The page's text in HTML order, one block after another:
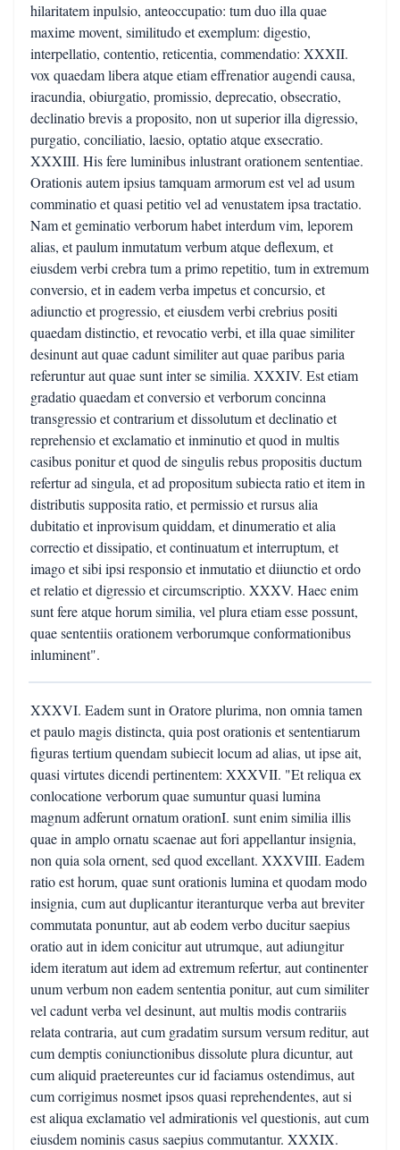
hilaritatem inpulsio, anteoccupatio: tum duo illa quae
maxime movent, similitudo et exemplum: digestio,
interpellatio, contentio, reticentia, commendatio: XXXII.
vox quaedam libera atque etiam effrenatior augendi causa,
iracundia, obiurgatio, promissio, deprecatio, obsecratio,
declinatio brevis a proposito, non ut superior illa digressio,
purgatio, conciliatio, laesio, optatio atque exsecratio.
XXXIII. His fere luminibus inlustrant orationem sententiae.
Orationis autem ipsius tamquam armorum est vel ad usum
comminatio et quasi petitio vel ad venustatem ipsa tractatio.
Nam et geminatio verborum habet interdum vim, leporem
alias, et paulum inmutatum verbum atque deflexum, et
eiusdem verbi crebra tum a primo repetitio, tum in extremum
conversio, et in eadem verba impetus et concursio, et
adiunctio et progressio, et eiusdem verbi crebrius positi
quaedam distinctio, et revocatio verbi, et illa quae similiter
desinunt aut quae cadunt similiter aut quae paribus paria
referuntur aut quae sunt inter se similia. XXXIV. Est etiam
gradatio quaedam et conversio et verborum concinna
transgressio et contrarium et dissolutum et declinatio et
reprehensio et exclamatio et inminutio et quod in multis
casibus ponitur et quod de singulis rebus propositis ductum
refertur ad singula, et ad propositum subiecta ratio et item in
distributis supposita ratio, et permissio et rursus alia
dubitatio et inprovisum quiddam, et dinumeratio et alia
correctio et dissipatio, et continuatum et interruptum, et
imago et sibi ipsi responsio et inmutatio et diiunctio et ordo
et relatio et digressio et circumscriptio. XXXV. Haec enim
sunt fere atque horum similia, vel plura etiam esse possunt,
quae sententiis orationem verborumque conformationibus
inluminent".
XXXVI. Eadem sunt in Oratore plurima, non omnia tamen
et paulo magis distincta, quia post orationis et sententiarum
figuras tertium quendam subiecit locum ad alias, ut ipse ait,
quasi virtutes dicendi pertinentem: XXXVII. "Et reliqua ex
conlocatione verborum quae sumuntur quasi lumina
magnum adferunt ornatum orationI. sunt enim similia illis
quae in amplo ornatu scaenae aut fori appellantur insignia,
non quia sola ornent, sed quod excellant. XXXVIII. Eadem
ratio est horum, quae sunt orationis lumina et quodam modo
insignia, cum aut duplicantur iteranturque verba aut breviter
commutata ponuntur, aut ab eodem verbo ducitur saepius
oratio aut in idem conicitur aut utrumque, aut adiungitur
idem iteratum aut idem ad extremum refertur, aut continenter
unum verbum non eadem sententia ponitur, aut cum similiter
vel cadunt verba vel desinunt, aut multis modis contrariis
relata contraria, aut cum gradatim sursum versum reditur, aut
cum demptis coniunctionibus dissolute plura dicuntur, aut
cum aliquid praetereuntes cur id faciamus ostendimus, aut
cum corrigimus nosmet ipsos quasi reprehendentes, aut si
est aliqua exclamatio vel admirationis vel questionis, aut cum
eiusdem nominis casus saepius commutantur. XXXIX.